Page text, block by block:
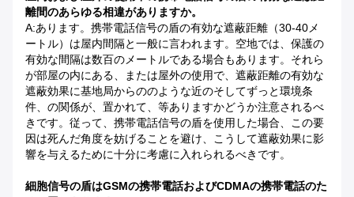
離間のあらゆる相違がありますか。
A:あります。携帯電話信号の盾の有効な遮蔽距離（30-40メ
ートル）は屋内間隔と一般に言われます。空地では、保護の
有効な間隔は数百のメートルである場合もあります。それら
が部屋の内にある、または屋外の使用で、遮蔽距離の有効な
遮蔽効果に基地局からののような近のそしてずっと環境条
件、の関係が、置かれて、等ありますかどうか注意されるべ
きです。従って、携帯電話信号の盾を使用した場合、この要
因は死んだ角度を妨げることを避け、こうして遮蔽効果に影
響を与えるために十分に考慮に入れられるべきです。
細胞信号の盾はGSMの携帯電話およびCDMAの携帯電話のた